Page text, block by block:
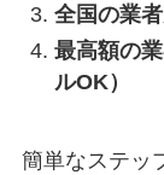
全国の業
最高額の
ルOK）
簡単なステッ